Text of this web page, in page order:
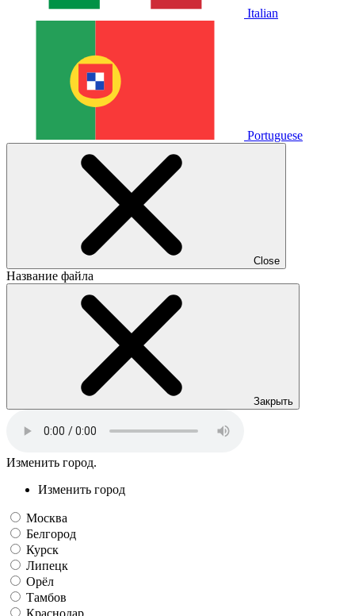
Italian
Portuguese
Close
Название файла
Закрыть
Изменить город.
Изменить город
Москва
Белгород
Курск
Липецк
Орёл
Тамбов
Краснодар